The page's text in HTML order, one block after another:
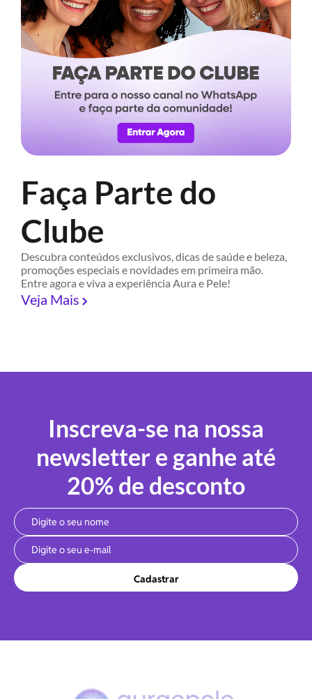
Faça Parte do
Clube
Descubra conteúdos exclusivos, dicas de saúde e beleza,
promoções especiais e novidades em primeira mão.
Entre agora e viva a experiência Aura e Pele!
Veja Mais
Inscreva-se na nossa
newsletter e ganhe até
20% de desconto
Cadastrar